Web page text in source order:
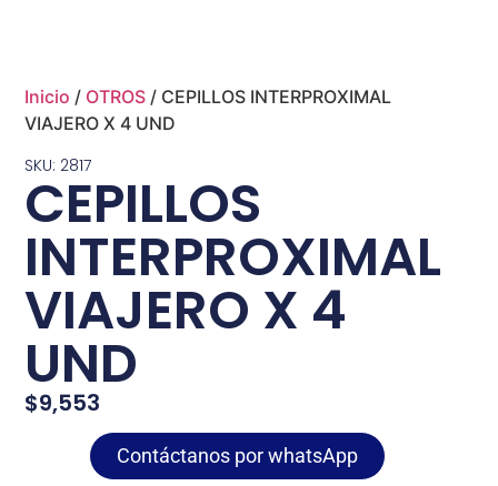
Inicio / OTROS / CEPILLOS INTERPROXIMAL
VIAJERO X 4 UND
SKU: 2817
CEPILLOS
INTERPROXIMAL
VIAJERO X 4
UND
$9,553
Contáctanos por whatsApp